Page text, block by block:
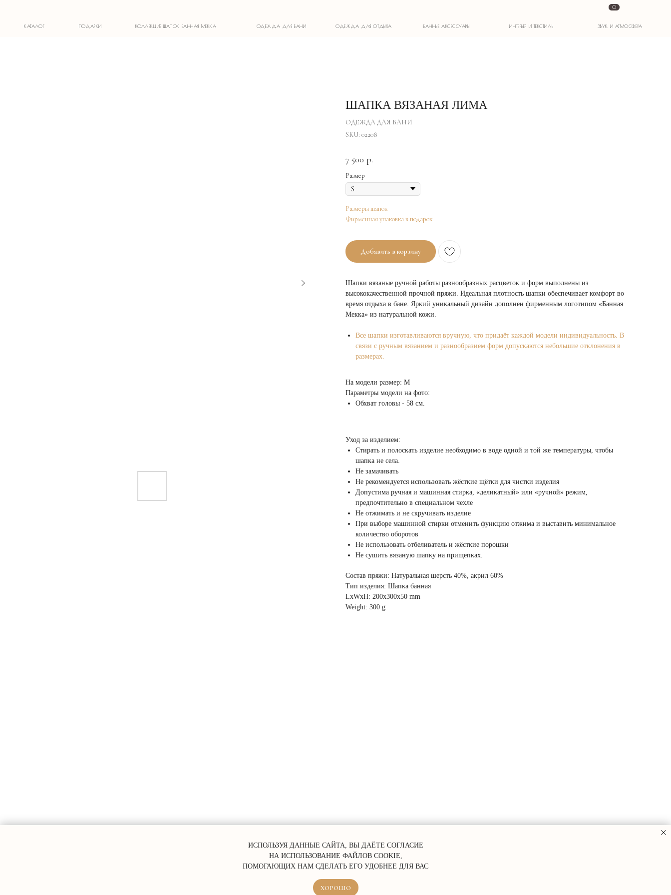
ИСПОЛЬЗУЯ ДАННЫЕ САЙТА, ВЫ ДАЁТЕ СОГЛАСИЕ
НА ИСПОЛЬЗОВАНИЕ ФАЙЛОВ COOKIE,
ПОМОГАЮЩИХ НАМ СДЕЛАТЬ ЕГО УДОБНЕЕ ДЛЯ ВАС
ХОРОШО
ШАПКА ВЯЗАНАЯ ЛИМА
ОДЕЖДА ДЛЯ БАНИ
SKU: 02208
7 500 р.
Размер
Размеры шапок
Фирменная упаковка в подарок
Добавить в корзину
Шапки вязаные ручной работы разнообразных расцветок и форм выполнены из
высококачественной прочной пряжи. Идеальная плотность шапки обеспечивает комфорт во
время отдыха в бане. Яркий уникальный дизайн дополнен фирменным логотипом «Банная
Мекка» из натуральной кожи.
Все шапки изготавливаются вручную, что придаёт каждой модели индивидуальность. В
связи с ручным вязанием и разнообразием форм допускаются небольшие отклонения в
размерах.
На модели размер: M
Параметры модели на фото:
Обхват головы - 58 см.
Уход за изделием:
Стирать и полоскать изделие необходимо в воде одной и той же температуры, чтобы
шапка не села.
Не замачивать
Не рекомендуется использовать жёсткие щётки для чистки изделия
Допустима ручная и машинная стирка, «деликатный» или «ручной» режим,
предпочтительно в специальном чехле
Не отжимать и не скручивать изделие
При выборе машинной стирки отменить функцию отжима и выставить минимальное
количество оборотов
Не использовать отбеливатель и жёсткие порошки
Не сушить вязаную шапку на прищепках.
Состав пряжи: Натуральная шерсть 40%, акрил 60%
Тип изделия: Шапка банная
LxWxH: 200x300x50 mm
Weight: 300 g
ERROR:Not found category